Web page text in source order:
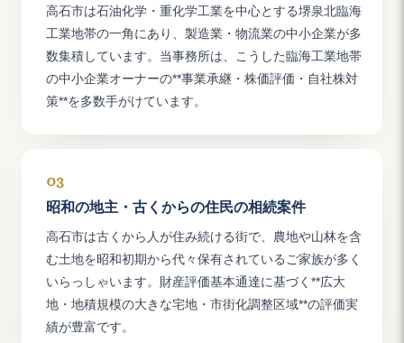
高石市は石油化学・重化学工業を中心とする堺泉北臨海
工業地帯の一角にあり、製造業・物流業の中小企業が多
数集積しています。当事務所は、こうした臨海工業地帯
の中小企業オーナーの**事業承継・株価評価・自社株対
策**を多数手がけています。
03
昭和の地主・古くからの住民の相続案件
高石市は古くから人が住み続ける街で、農地や山林を含
む土地を昭和初期から代々保有されているご家族が多く
いらっしゃいます。財産評価基本通達に基づく**広大
地・地積規模の大きな宅地・市街化調整区域**の評価実
績が豊富です。